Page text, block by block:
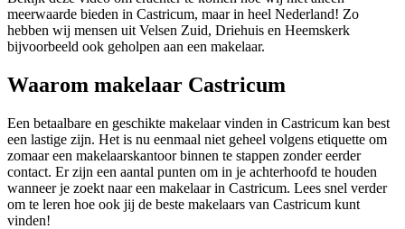
meerwaarde bieden in Castricum, maar in heel Nederland! Zo
hebben wij mensen uit Velsen Zuid, Driehuis en Heemskerk
bijvoorbeeld ook geholpen aan een makelaar.
Waarom makelaar Castricum
Een betaalbare en geschikte makelaar vinden in Castricum kan best
een lastige zijn. Het is nu eenmaal niet geheel volgens etiquette om
zomaar een makelaarskantoor binnen te stappen zonder eerder
contact. Er zijn een aantal punten om in je achterhoofd te houden
wanneer je zoekt naar een makelaar in Castricum. Lees snel verder
om te leren hoe ook jij de beste makelaars van Castricum kunt
vinden!